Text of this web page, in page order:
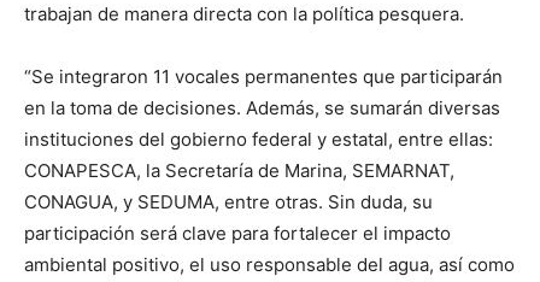
trabajan de manera directa con la política pesquera.
“Se integraron 11 vocales permanentes que participarán
en la toma de decisiones. Además, se sumarán diversas
instituciones del gobierno federal y estatal, entre ellas:
CONAPESCA, la Secretaría de Marina, SEMARNAT,
CONAGUA, y SEDUMA, entre otras. Sin duda, su
participación será clave para fortalecer el impacto
ambiental positivo, el uso responsable del agua, así como